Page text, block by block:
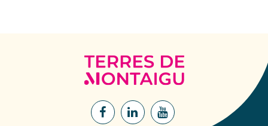
Terres
de
Montaigu
Lien
Lien
Lien